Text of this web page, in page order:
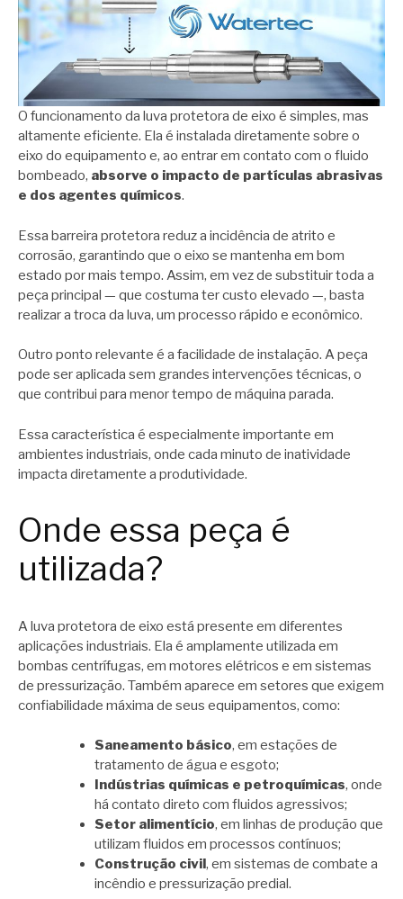
O funcionamento da luva protetora de eixo é simples, mas
altamente eficiente. Ela é instalada diretamente sobre o
eixo do equipamento e, ao entrar em contato com o fluido
bombeado, absorve o impacto de partículas abrasivas
e dos agentes químicos.
Essa barreira protetora reduz a incidência de atrito e
corrosão, garantindo que o eixo se mantenha em bom
estado por mais tempo. Assim, em vez de substituir toda a
peça principal — que costuma ter custo elevado —, basta
realizar a troca da luva, um processo rápido e econômico.
Outro ponto relevante é a facilidade de instalação. A peça
pode ser aplicada sem grandes intervenções técnicas, o
que contribui para menor tempo de máquina parada.
Essa característica é especialmente importante em
ambientes industriais, onde cada minuto de inatividade
impacta diretamente a produtividade.
Onde essa peça é
utilizada?
A luva protetora de eixo está presente em diferentes
aplicações industriais. Ela é amplamente utilizada em
bombas centrífugas, em motores elétricos e em sistemas
de pressurização. Também aparece em setores que exigem
confiabilidade máxima de seus equipamentos, como:
Saneamento básico, em estações de
tratamento de água e esgoto;
Indústrias químicas e petroquímicas, onde
há contato direto com fluidos agressivos;
Setor alimentício, em linhas de produção que
utilizam fluidos em processos contínuos;
Construção civil, em sistemas de combate a
incêndio e pressurização predial.